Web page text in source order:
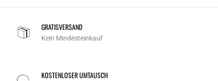
GRATISVERSAND
Kein Mindesteinkauf
KOSTENLOSER UMTAUSCH